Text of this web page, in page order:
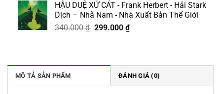
là:
249.000 ₫.
tại
là:
219.000 ₫.
HẬU DUỆ XỨ CÁT - Frank Herbert - Hải Stark
Dịch – Nhã Nam - Nhà Xuất Bản Thế Giới
340.000₫ Giá
299.000 ₫Giá
299.000 ₫.
MÔ TẢ SẢN PHẨM ĐÁNH GIÁ (0)